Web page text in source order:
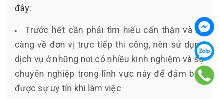
đây:
Trước hết cần phải tìm hiểu cẩn thận và kỹ
càng về đơn vị trực tiếp thi công, nên sử dụng
dịch vụ ở những nơi có nhiều kinh nghiệm và sự
chuyên nghiệp trong lĩnh vực này để đảm bảo
được sự uy tín khi làm việc